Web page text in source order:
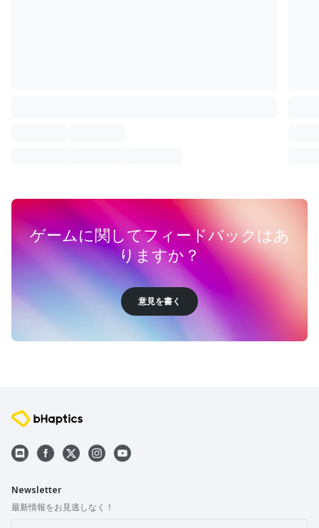
ゲームに関してフィードバックはあ
りますか？
意見を書く
Newsletter
最新情報をお見逃しなく！